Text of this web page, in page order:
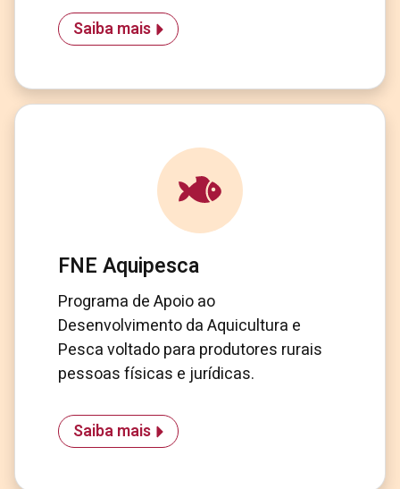
Saiba mais
FNE Aquipesca
Programa de Apoio ao
Desenvolvimento da Aquicultura e
Pesca voltado para produtores rurais
pessoas físicas e jurídicas.
Saiba mais